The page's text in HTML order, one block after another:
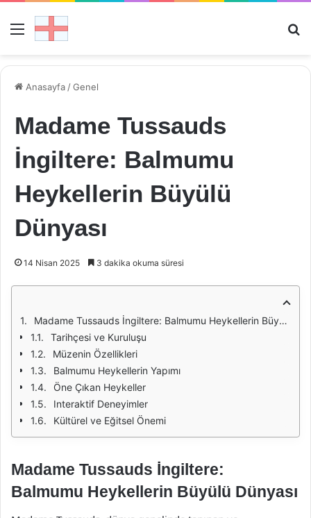
Menü
Anasayfa /Genel
Madame Tussauds
İngiltere: Balmumu
Heykellerin Büyülü
Dünyası
14 Nisan 2025 3 dakika okuma süresi
Madame Tussauds İngiltere: Balmumu Heykellerin Büyülü Dünyası
Tarihçesi ve Kuruluşu
Müzenin Özellikleri
Balmumu Heykellerin Yapımı
Öne Çıkan Heykeller
Interaktif Deneyimler
Kültürel ve Eğitsel Önemi
Madame Tussauds İngiltere:
Balmumu Heykellerin Büyülü Dünyası